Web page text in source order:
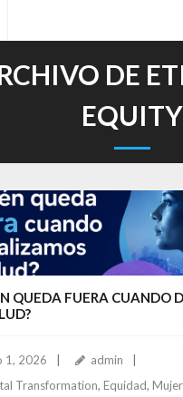
DE
EQUITY
QUEDA FUERA CUANDO
1, 2026
admin
Transformation, Equidad,